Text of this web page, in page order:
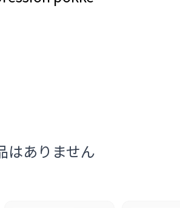
はありません